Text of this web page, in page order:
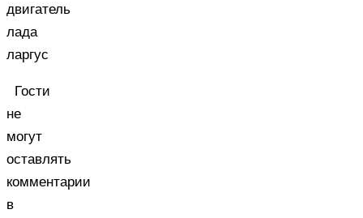
двигатель
лада
ларгус
Гости
не
могут
оставлять
комментарии
в